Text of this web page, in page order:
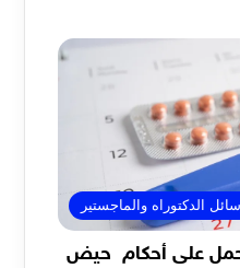
الدكتوراه والماجستير
على أحكام حيض